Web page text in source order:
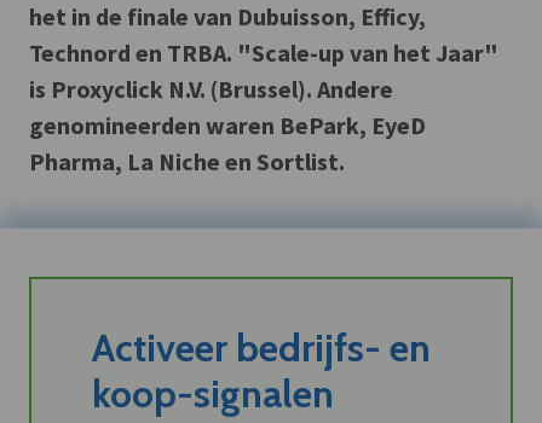
het in de finale van Dubuisson, Efficy,
Technord en TRBA. "Scale-up van het Jaar"
is Proxyclick N.V. (Brussel). Andere
genomineerden waren BePark, EyeD
Pharma, La Niche en Sortlist.
Activeer bedrijfs- en
koop-signalen